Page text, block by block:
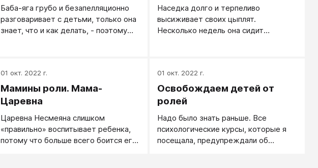
Баба-яга грубо и безапелляционно
разговаривает с детьми, только она
знает, что и как делать, - поэтому
детей. Она легко раздражается и
выходит из себя. Может кричать и
ругаться. Роль Бабы-яги - это
мамина маска. Она не только
страшная, но и холодная, сквозь нее
не видно души ребенка, слишком
много внимания уделяется внешнему
Наседка долго и терпеливо
высиживает своих цыплят.
Несколько недель она сидит
Вылупившихся малышей наседка учит
всему: гулять, есть, пить, держаться
рядом, прятаться в мамины перышки.
Поистине материнский подвиг. Нас
интересует, почему мамы или
бабушки порой ведут себя словно
наседки? Кому это полезно, а кому
01 окт. 2022 г.
Мамины роли. Мама-
Царевна
Царевна Несмеяна слишком
«правильно» воспитывает ребенка,
потому что больше всего боится его
01 окт. 2022 г.
Освобождаем детей от
ролей
Надо было знать раньше. Все
психологические курсы, которые я
посещала, предупреждали об